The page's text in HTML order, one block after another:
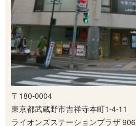
〒180-0004
東京都武蔵野市吉祥寺本町1-4-11
ライオンズステーションプラザ 906